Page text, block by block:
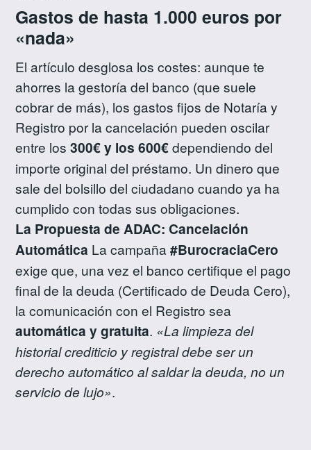
Gastos de hasta 1.000 euros por
«nada»
El artículo desglosa los costes: aunque te
ahorres la gestoría del banco (que suele
cobrar de más), los gastos fijos de Notaría y
Registro por la cancelación pueden oscilar
entre los300€ y los 600€dependiendo del
importe original del préstamo. Un dinero que
sale del bolsillo del ciudadano cuando ya ha
cumplido con todas sus obligaciones.
La Propuesta de ADAC: Cancelación
Automática La campaña#BurocraciaCero
exige que, una vez el banco certifique el pago
final de la deuda (Certificado de Deuda Cero),
la comunicación con el Registro sea
automática y gratuita. «La limpieza del
historial crediticio y registral debe ser un
derecho automático al saldar la deuda, no un
servicio de lujo».